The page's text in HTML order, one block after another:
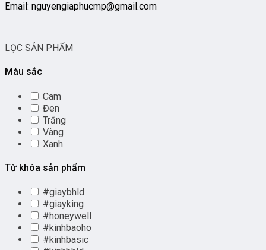
Email: nguyengiaphucmp@gmail.com
LỌC SẢN PHẨM
Màu sắc
Cam
Đen
Trắng
Vàng
Xanh
Từ khóa sản phẩm
#giaybhld
#giayking
#honeywell
#kinhbaoho
#kinhbasic